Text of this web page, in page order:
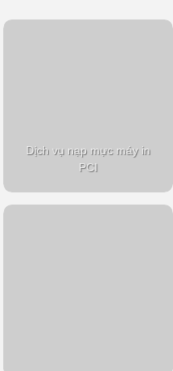
Dịch vụ nạp mực máy in
PCI